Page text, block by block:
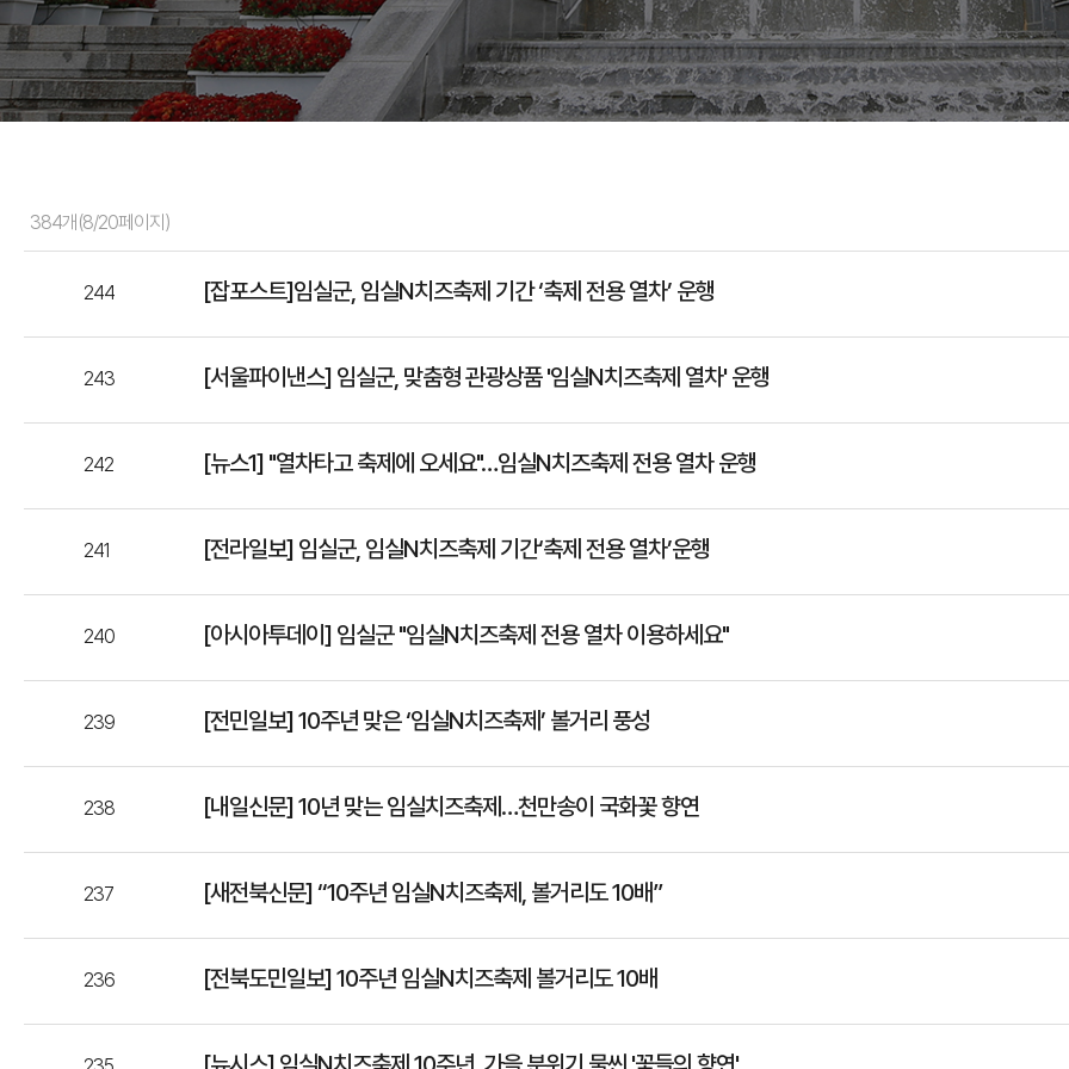
384개(8/20페이지)
244 [잡포스트]임실군, 임실N치즈축제 기간 ‘축제 전용 열차’ 운행
243 [서울파이낸스] 임실군, 맞춤형 관광상품 '임실N치즈축제 열차' 운행
242 [뉴스1] "열차타고 축제에 오세요"…임실N치즈축제 전용 열차 운행
241 [전라일보] 임실군, 임실N치즈축제 기간‘축제 전용 열차’운행
240 [아시아투데이] 임실군 "임실N치즈축제 전용 열차 이용하세요"
239 [전민일보] 10주년 맞은 ‘임실N치즈축제’ 볼거리 풍성
238 [내일신문] 10년 맞는 임실치즈축제…천만송이 국화꽃 향연
237 [새전북신문] “10주년 임실N치즈축제, 볼거리도 10배”
236 [전북도민일보] 10주년 임실N치즈축제 볼거리도 10배